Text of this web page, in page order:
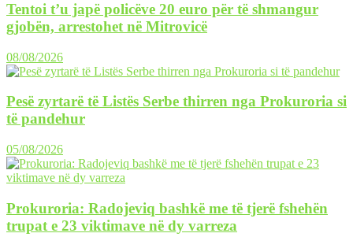
Tentoi t’u japë policëve 20 euro për të shmangur
gjobën, arrestohet në Mitrovicë
08/08/2026
Pesë zyrtarë të Listës Serbe thirren nga Prokuroria si
të pandehur
05/08/2026
Prokuroria: Radojeviq bashkë me të tjerë fshehën
trupat e 23 viktimave në dy varreza